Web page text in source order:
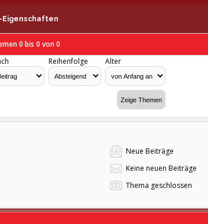
Eigenschaften
0 bis 0 von 0
Reihenfolge Alter
Neue Beiträge
Keine neuen Beiträge
Thema geschlossen